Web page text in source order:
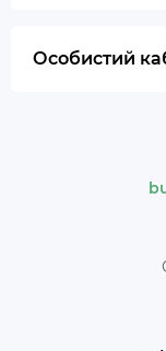
Особистий